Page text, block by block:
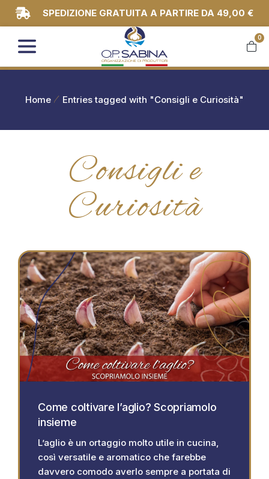
SPEDIZIONE GRATUITA A PARTIRE DA 49,00 €
0
You are here:
Home Entries tagged with "Consigli e Curiosità"
Consigli e
Curiosità
Come coltivare l’aglio? Scopriamolo
insieme
L’aglio è un ortaggio molto utile in cucina,
così versatile e aromatico che farebbe
davvero comodo averlo sempre a portata di